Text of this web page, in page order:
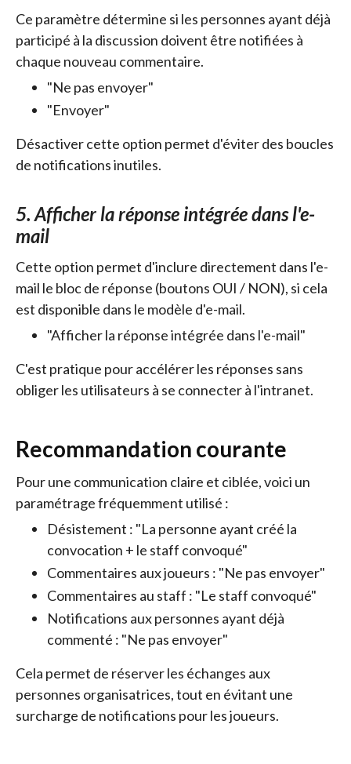
Ce paramètre détermine si les personnes ayant déjà
participé à la discussion doivent être notifiées à
chaque nouveau commentaire.
"Ne pas envoyer"
"Envoyer"
Désactiver cette option permet d'éviter des boucles
de notifications inutiles.
5. Afficher la réponse intégrée dans l'e-
mail
Cette option permet d'inclure directement dans l'e-
mail le bloc de réponse (boutons OUI / NON), si cela
est disponible dans le modèle d'e-mail.
"Afficher la réponse intégrée dans l'e-mail"
C'est pratique pour accélérer les réponses sans
obliger les utilisateurs à se connecter à l'intranet.
Recommandation courante
Pour une communication claire et ciblée, voici un
paramétrage fréquemment utilisé :
Désistement : "La personne ayant créé la
convocation + le staff convoqué"
Commentaires aux joueurs : "Ne pas envoyer"
Commentaires au staff : "Le staff convoqué"
Notifications aux personnes ayant déjà
commenté : "Ne pas envoyer"
Cela permet de réserver les échanges aux
personnes organisatrices, tout en évitant une
surcharge de notifications pour les joueurs.